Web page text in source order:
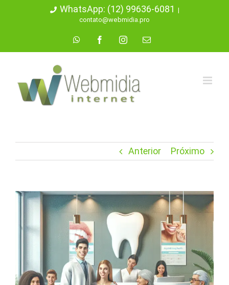
WhatsApp: (12) 99636-6081 |
contato@webmidia.pro
WhatsAppFacebookInstagram
E-
Anterior Próximo
View
Image